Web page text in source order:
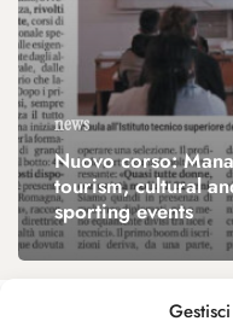
news
Nuovo corso:
tourism, cultural
sporting events